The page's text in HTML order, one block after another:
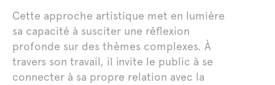
Cette approche artistique met en lumière
sa capacité à susciter une réflexion
profonde sur des thèmes complexes. À
travers son travail, il invite le public à se
connecter à sa propre relation avec la